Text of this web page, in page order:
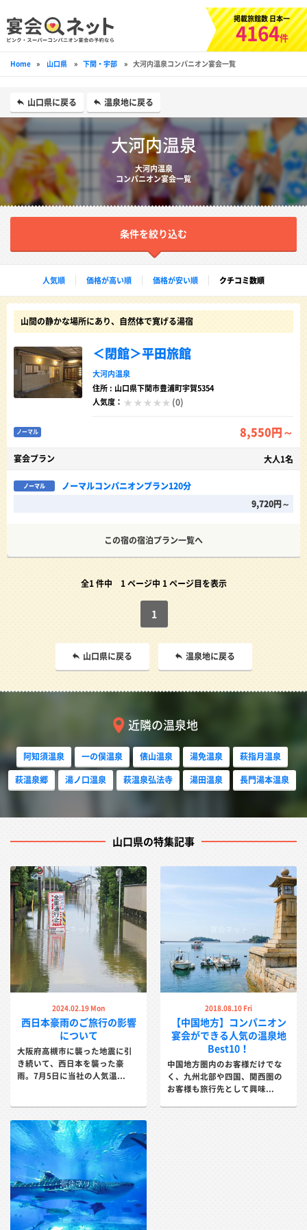
掲載旅館数 日本一
4164件
Home » 山口県 » 下関・宇部 » 大河内温泉コンパニオン宴会一覧
山口県に戻る 温泉地に戻る
大河内温泉
大河内温泉
コンパニオン宴会一覧
条件を絞り込む
人気順 価格が高い順 価格が安い順 クチコミ数順
山間の静かな場所にあり、自然体で寛げる湯宿
＜閉館＞平田旅館
大河内温泉
住所 : 山口県下関市豊浦町宇賀5354
人気度：
(0)
ノーマル 8,550円～
宴会プラン 大人1名
ノーマル
ノーマルコンパニオンプラン120分
9,720円～
この宿の宿泊プラン一覧へ
全1 件中 1 ページ中 1 ページ目を表示
1
山口県に戻る 温泉地に戻る
近隣の温泉地
阿知須温泉 一の俣温泉 俵山温泉 湯免温泉
萩指月温泉
萩温泉郷
湯ノ口温泉 萩温泉弘法寺 湯田温泉 長門湯本温泉
山口県の特集記事
2024.02.19 Mon
西日本豪雨のご旅行の影響
について
大阪府高槻市に襲った地震に引
き続いて、西日本を襲った豪
雨。7月5日に当社の人気温...
2018.08.10 Fri
【中国地方】コンパニオン
宴会ができる人気の温泉地
Best10！
中国地方圏内のお客様だけでな
く、九州北部や四国、関西圏の
お客様も旅行先として興味...